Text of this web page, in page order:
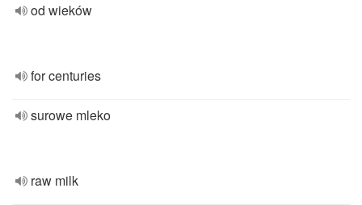
od wieków
for centuries
surowe mleko
raw milk